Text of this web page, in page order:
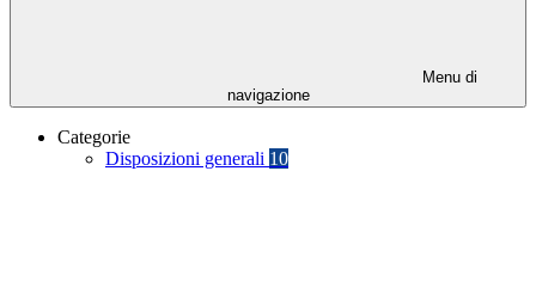
Menu di
navigazione
Categorie
Disposizioni generali 10